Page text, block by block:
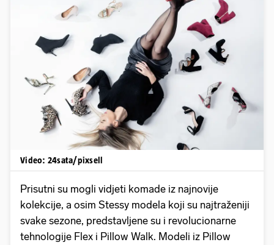
Pokretanje videa...
Video: 24sata/pixsell
Prisutni su mogli vidjeti komade iz najnovije
kolekcije, a osim Stessy modela koji su najtraženiji
svake sezone, predstavljene su i revolucionarne
tehnologije Flex i Pillow Walk. Modeli iz Pillow